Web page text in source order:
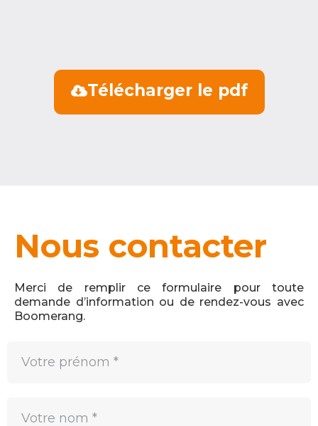
Télécharger le pdf
Nous contacter
Merci de remplir ce formulaire pour toute
demande d’information ou de rendez-vous avec
Boomerang.